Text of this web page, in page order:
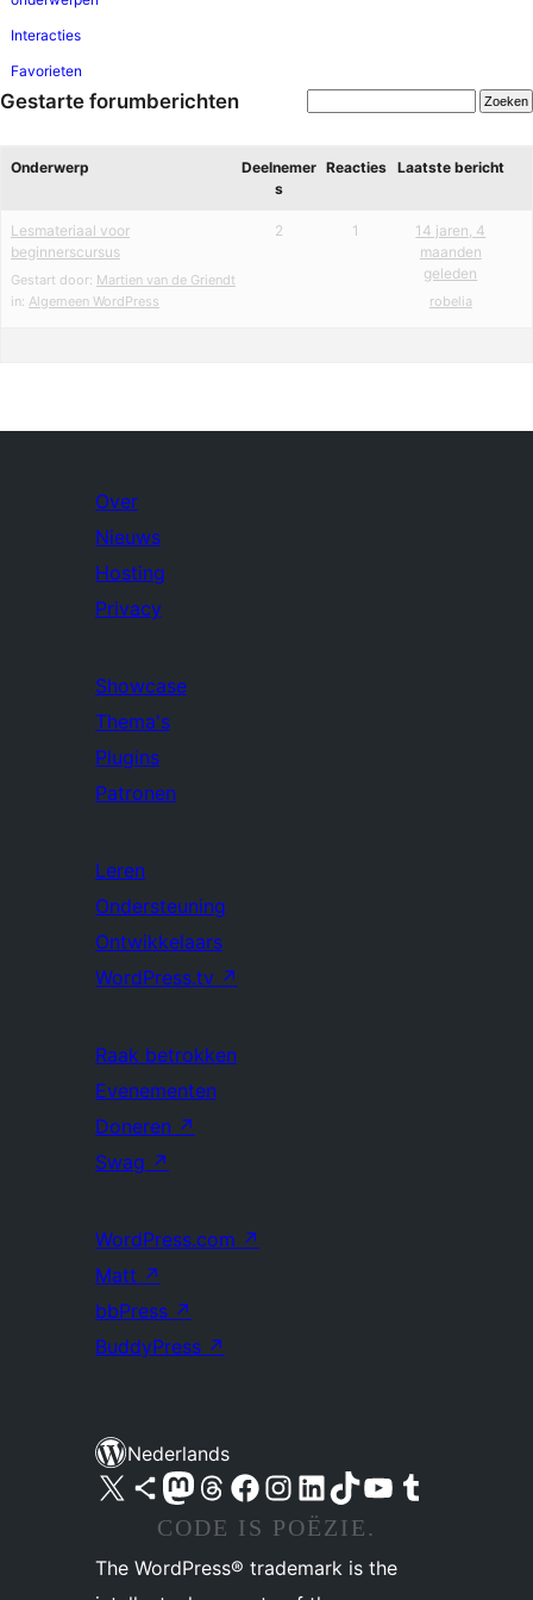
Interacties
Favorieten
Gestarte forumberichten
Onderwerp
Deelnemer
s
Reacties Laatste bericht
Lesmateriaal voor
beginnerscursus
Gestart door: Martien van de Griendt
in: Algemeen WordPress
2 1
14 jaren, 4
maanden
geleden
robelia
Over
Nieuws
Hosting
Privacy
Showcase
Thema's
Plugins
Patronen
Leren
Ondersteuning
Ontwikkelaars
WordPress.tv ↗
Raak betrokken
Evenementen
Doneren ↗
Swag ↗
WordPress.com ↗
Matt ↗
bbPress ↗
BuddyPress ↗
Nederlands
Bezoek ons X (voorheen Twitter) account
Bezoek ons Bluesky account
Bezoek ons Mastodon account
Bezoek ons Threads account
Onze Facebook pagina bezoeken
Bezoek ons Instagram account
Bezoek ons LinkedIn account
Bezoek ons TikTok account
Bezoek ons YouTube kanaalBezoek ons Tumblr account
CODE IS POËZIE.
The WordPress® trademark is the